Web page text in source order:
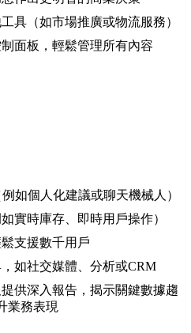
具（如市場推廣或物流服務）
面板，輕鬆管理所有內容
如個人化建議或聊天機械人）
實時庫存、即時用戶操作）
支援數千用戶
如社交媒體、分析或CRM
供深入報告，揭示關鍵數據趨
業務表現